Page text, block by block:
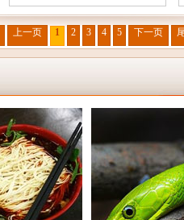
上一页 1 2 3 4 5 下一页